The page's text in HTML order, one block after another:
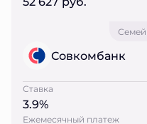
Совкомбанк
Ставка
3.9%
Ежемесячный платеж